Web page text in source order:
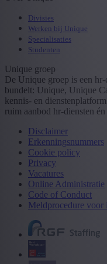
Divisies
Werken bij Unique
Specialisaties
Studenten
Unique groep
De Unique groep is een
bundelt: Unique, Unique
kennis- en
ruim aanbod hr-diensten
Disclaimer
Erkenningsnummers
Cookie policy
Privacy
Vacatures
Online Administratie
Code of Conduct
Meldprocedure voor